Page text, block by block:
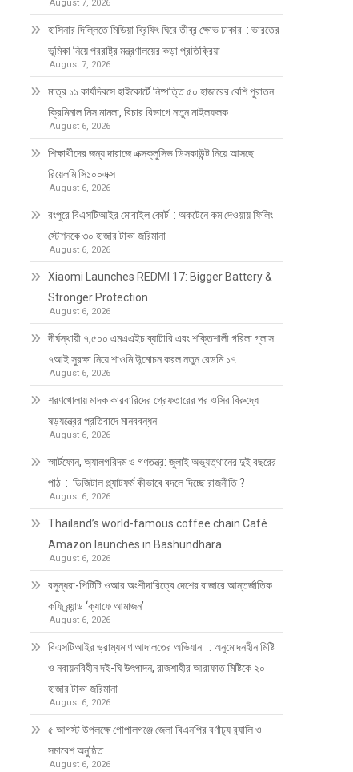
August 7, 2026
হাসিনার দিল্লিতে মিডিয়া ব্রিফিং ঘিরে তীব্র ক্ষোভ ঢাকার : ভারতের
ভূমিকা নিয়ে পররাষ্ট্র মন্ত্রণালয়ের কড়া প্রতিক্রিয়া
August 7, 2026
মাত্র ১১ কার্যদিবসে হাইকোর্টে নিষ্পত্তি ৫০ হাজারের বেশি পুরাতন
ক্রিমিনাল মিস মামলা, বিচার বিভাগে নতুন মাইলফলক
August 6, 2026
শিক্ষার্থীদের জন্য দারাজে এক্সক্লুসিভ ডিসকাউন্ট নিয়ে আসছে
রিয়েলমি সি১০০এক্স
August 6, 2026
রংপুরে বিএসটিআইর মোবাইল কোর্ট : অকটেনে কম দেওয়ায় ফিলিং
স্টেশনকে ৩০ হাজার টাকা জরিমানা
August 6, 2026
Xiaomi Launches REDMI 17: Bigger Battery &
Stronger Protection
August 6, 2026
দীর্ঘস্থায়ী ৭,৫০০ এমএএইচ ব্যাটারি এবং শক্তিশালী গরিলা গ্লাস
৭আই সুরক্ষা নিয়ে শাওমি উন্মোচন করল নতুন রেডমি ১৭
August 6, 2026
শরণখোলায় মাদক কারবারিদের গ্রেফতারের পর ওসির বিরুদ্ধে
ষড়যন্ত্রের প্রতিবাদে মানববন্ধন
August 6, 2026
স্মার্টফোন, অ্যালগরিদম ও গণতন্ত্র: জুলাই অভ্যুত্থানের দুই বছরের
পাঠ : ডিজিটাল প্ল্যাটফর্ম কীভাবে বদলে দিচ্ছে রাজনীতি ?
August 6, 2026
Thailand’s world-famous coffee chain Café
Amazon launches in Bashundhara
August 6, 2026
বসুন্ধরা-পিটিটি ওআর অংশীদারিত্বে দেশের বাজারে আন্তর্জাতিক
কফি ব্র্যান্ড ‘ক্যাফে আমাজন’
August 6, 2026
বিএসটিআইর ভ্রাম্যমাণ আদালতের অভিযান : অনুমোদনহীন মিষ্টি
ও নবায়নবিহীন দই-ঘি উৎপাদন, রাজশাহীর আরাফাত মিষ্টিকে ২০
হাজার টাকা জরিমানা
August 6, 2026
৫ আগস্ট উপলক্ষে গোপালগঞ্জে জেলা বিএনপির বর্ণাঢ্য র‍্যালি ও
সমাবেশ অনুষ্ঠিত
August 6, 2026